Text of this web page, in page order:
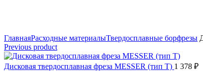
ГлавнаяРасходные материалыТвердосплавные борфрезы
Previous product
Дисковая твердосплавная фреза MESSER (тип Т) 1 378 ₽